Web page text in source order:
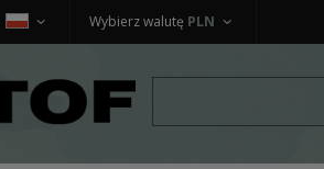
Wybierz walutę PLN